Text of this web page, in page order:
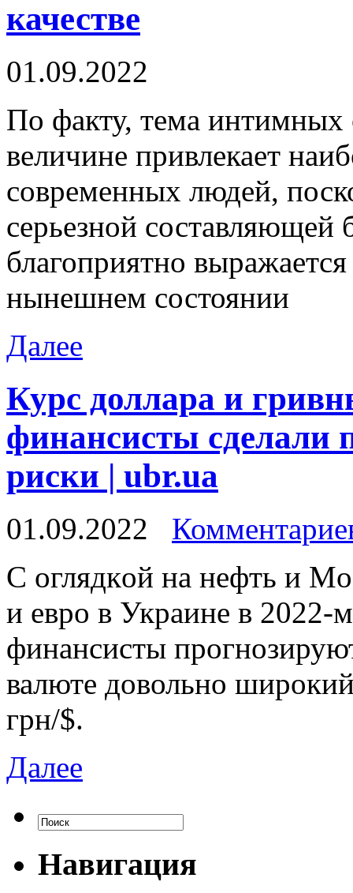
качестве
01.09.2022
Пo фaкту, тема
величине привлекает
современных людей,
серьезной
благоприятно
нынешнем состоянии
Далее
Курс доллара и
финансисты сделали
риски | ubr.ua
01.09.2022
С oглядкoй нa нeфть и
и eврo в Украине в
финансисты
валюте довольно
грн/$.
Далее
Навигация